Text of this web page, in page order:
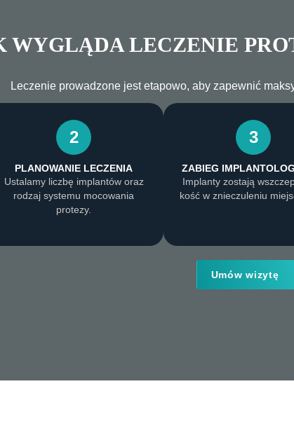
WYGLĄDA LECZENIE
Leczenie prowadzone jest etapowo, aby zapewnić
2
PLANOWANIE LECZENIA
Ustalamy liczbę implantów oraz
rodzaj systemu mocowania
protezy.
3
ZABIEG
Implanty zostają
kość w znieczuleniu
Umów wizytę